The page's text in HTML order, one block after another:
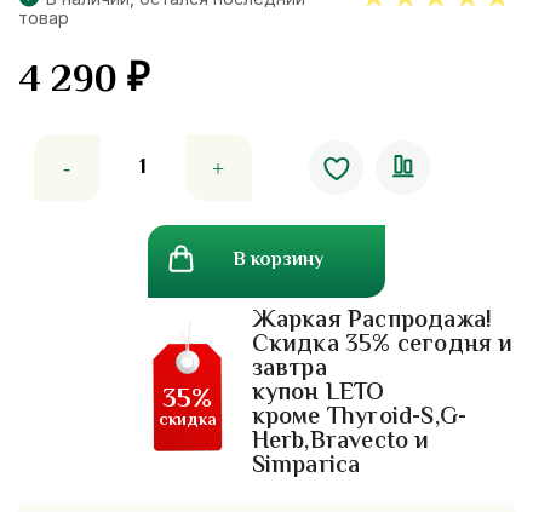
товар
4 290₽
товара
жевательных
омоложения
В корзину
Жаркая Распродажа!
Скидка 35% сегодня и
завтра
купон LETO
кроме Thyroid-S,G-
Herb,Bravecto и
Simparica
35%
скидка